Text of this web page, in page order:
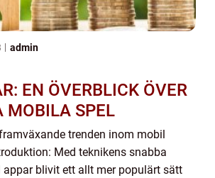
admin
EN ÖVERBLICK ÖVER
MOBILA SPEL
trenden inom mobil
Med teknikens snabba
blivit ett allt mer populärt sätt